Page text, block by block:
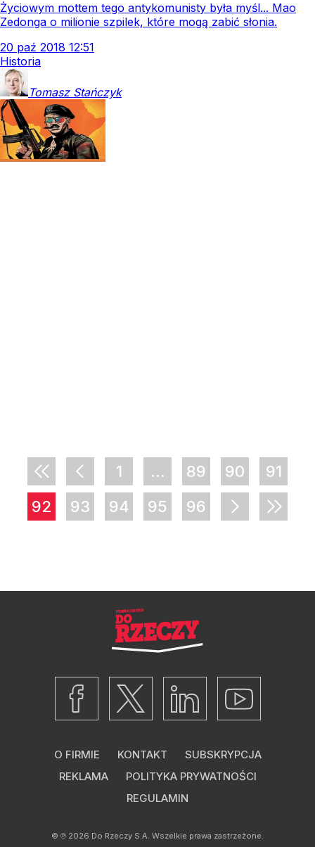
Życiowym mottem tego antykomunisty była myśl... Mao
Zedonga o milionie szpilek, które mogą zabić słonia.
20 paź 2018 12:51
Historia
Tomasz Stańczyk
1 ... 89 90
91
92
93 94 95 96
O FIRMIE KONTAKT
SUBSKRYPCJA
REKLAMA
POLITYKA PRYWATNOŚCI
REGULAMIN
© ℗ 2026 Do Rzeczy S.A. Wszelkie prawa zastrzeżone.